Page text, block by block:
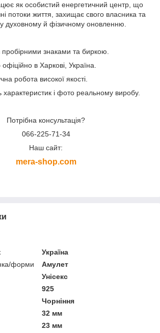
як особистий енергетичний центр, що
потоки життя, захищає свого власника та
духовному й фізичному оновленню.
пробірними знаками та биркою.
в Харкові, Україна.
робота високої якості.
характеристик і фото реальному виробу.
Потрібна консультація?
066-225-71-34
Наш сайт:
mera-shop.com
Україна
форми
Амулет
Унісекс
925
Чорніння
32 мм
23 мм